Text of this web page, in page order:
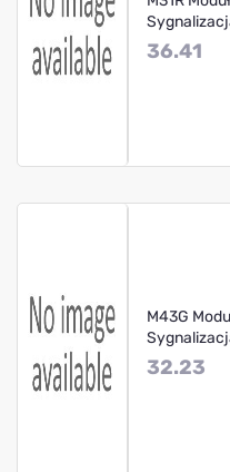
36.41
M43G
32.23